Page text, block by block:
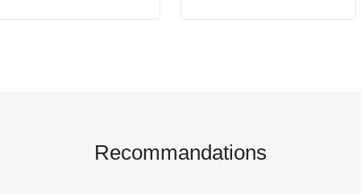
Recommandations